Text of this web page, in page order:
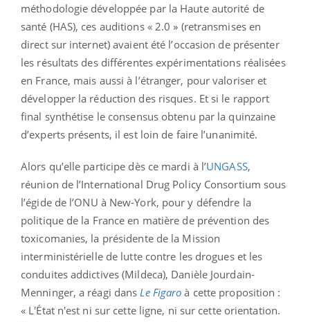
méthodologie développée par la Haute autorité de
santé (HAS), ces auditions « 2.0 » (retransmises en
direct sur internet) avaient été l’occasion de présenter
les résultats des différentes expérimentations réalisées
en France, mais aussi à l’étranger, pour valoriser et
développer la réduction des risques. Et si le rapport
final synthétise le consensus obtenu par la quinzaine
d’experts présents, il est loin de faire l’unanimité.
Alors qu’elle participe dès ce mardi à l’UNGASS,
réunion de l’International Drug Policy Consortium sous
l’égide de l’ONU à New-York, pour y défendre la
politique de la France en matière de prévention des
toxicomanies, la présidente de la Mission
interministérielle de lutte contre les drogues et les
conduites addictives (Mildeca), Danièle Jourdain-
Menninger, a réagi dans Le Figaro à cette proposition :
« L'État n'est ni sur cette ligne, ni sur cette orientation.